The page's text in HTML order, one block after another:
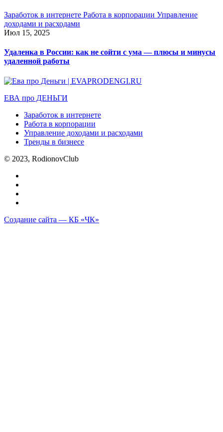
Заработок в интернете Работа в корпорации Управление
доходами и расходами
Июл 15, 2025
Удаленка в России: как не сойти с ума — плюсы и минусы
удаленной работы
ЕВА про ДЕНЬГИ
Заработок в интернете
Работа в корпорации
Управление доходами и расходами
Тренды в бизнесе
© 2023, RodionovClub
Создание сайта — КБ «ЧК»